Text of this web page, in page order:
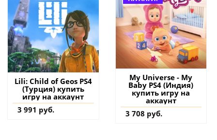
Lili: Child of Geos PS4
(Турция) купить
игру на аккаунт
3 991 руб.
My Universe - My
Baby PS4 (Индия)
купить игру на
аккаунт
3 708 руб.